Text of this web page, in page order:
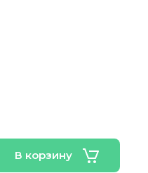
В корзину